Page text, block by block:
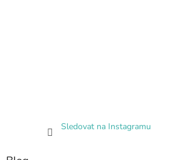
Sledovat na Instagramu